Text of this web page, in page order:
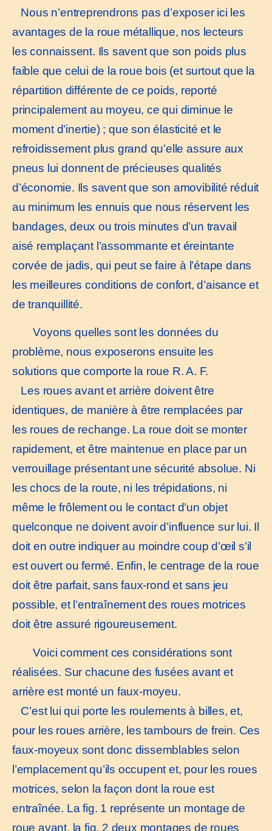
Nous n’entreprendrons pas d’exposer ici les
avantages de la roue métallique, nos lecteurs
les connaissent. Ils savent que son poids plus
faible que celui de la roue bois (et surtout que la
répartition différente de ce poids, reporté
principalement au moyeu, ce qui diminue le
moment d’inertie) ; que son élasticité et le
refroidissement plus grand qu’elle assure aux
pneus lui donnent de précieuses qualités
d’économie. Ils savent que son amovibilité réduit
au minimum les ennuis que nous réservent les
bandages, deux ou trois minutes d’un travail
aisé remplaçant l’assommante et éreintante
corvée de jadis, qui peut se faire à l’étape dans
les meilleures conditions de confort, d’aisance et
de tranquillité.
Voyons quelles sont les données du
problème, nous exposerons ensuite les
solutions que comporte la roue R. A. F.
Les roues avant et arrière doivent être
identiques, de manière à être remplacées par
les roues de rechange. La roue doit se monter
rapidement, et être maintenue en place par un
verrouillage présentant une sécurité absolue. Ni
les chocs de la route, ni les trépidations, ni
même le frôlement ou le contact d’un objet
quelconque ne doivent avoir d’influence sur lui. Il
doit en outre indiquer au moindre coup d’œil s’il
est ouvert ou fermé. Enfin, le centrage de la roue
doit être parfait, sans faux-rond et sans jeu
possible, et l’entraînement des roues motrices
doit être assuré rigoureusement.
Voici comment ces considérations sont
réalisées. Sur chacune des fusées avant et
arrière est monté un faux-moyeu.
C’est lui qui porte les roulements à billes, et,
pour les roues arrière, les tambours de frein. Ces
faux-moyeux sont donc dissemblables selon
l’emplacement qu’ils occupent et, pour les roues
motrices, selon la façon dont la roue est
entraînée. La fig. 1 représente un montage de
roue avant, la fig. 2 deux montages de roues